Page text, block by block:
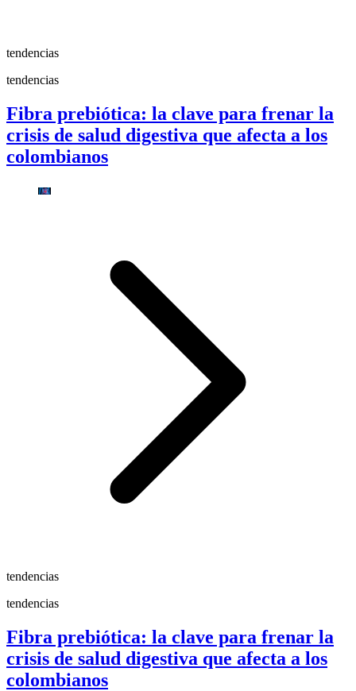
tendencias
tendencias
Fibra prebiótica: la clave para frenar la
crisis de salud digestiva que afecta a los
colombianos
tendencias
tendencias
Fibra prebiótica: la clave para frenar la
crisis de salud digestiva que afecta a los
colombianos